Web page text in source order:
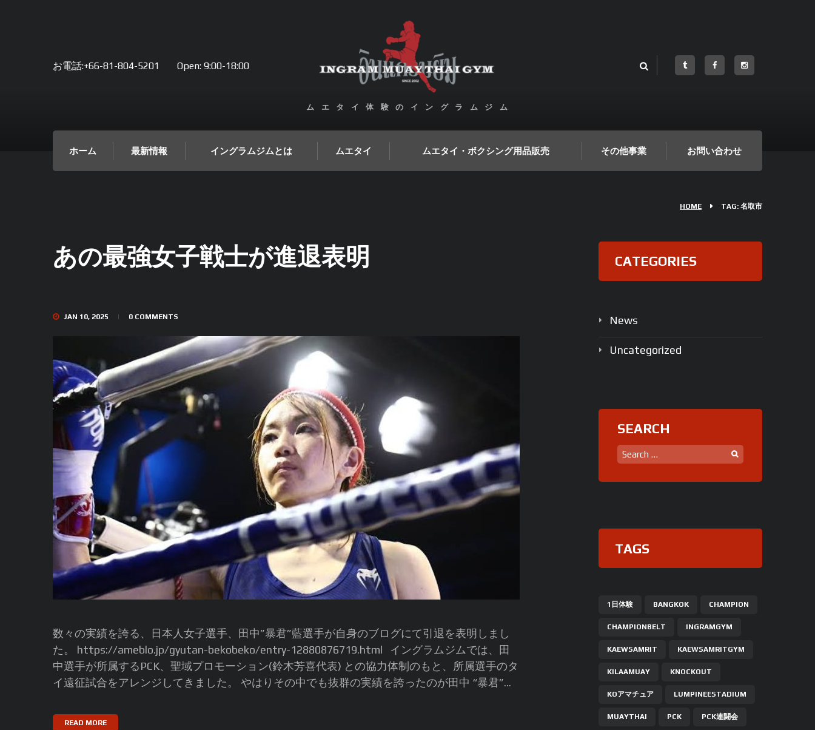
Open: 9:00-18:00
お電話:+66-81-804-5201
ムエタイ体験のイングラムジム
ホーム 最新情報 イングラムジムとは ムエタイ ムエタイ・ボクシング用品販売 その他事業 お問い合わせ
HOME TAG: 名取市
あの最強女子戦士が進退表明
JAN 10, 2025 0 COMMENTS
数々の実績を誇る、日本人女子選手、田中”暴君”藍選手が自身のブログにて引退を表明しまし
た。 https://ameblo.jp/gyutan-bekobeko/entry-12880876719.html イングラムジムでは、田
中選手が所属するPCK、聖域プロモーション(鈴木芳喜代表) との協力体制のもと、所属選手のタ
イ遠征試合をアレンジしてきました。 やはりその中でも抜群の実績を誇ったのが田中 “暴君”...
READ MORE
CATEGORIES
News
Uncategorized
SEARCH
TAGS
1日体験 BANGKOK CHAMPION
CHAMPIONBELT INGRAMGYM
KAEWSAMRIT KAEWSAMRITGYM
KILAAMUAY KNOCKOUT
KOアマチュア LUMPINEESTADIUM
MUAYTHAI PCK PCK連闘会